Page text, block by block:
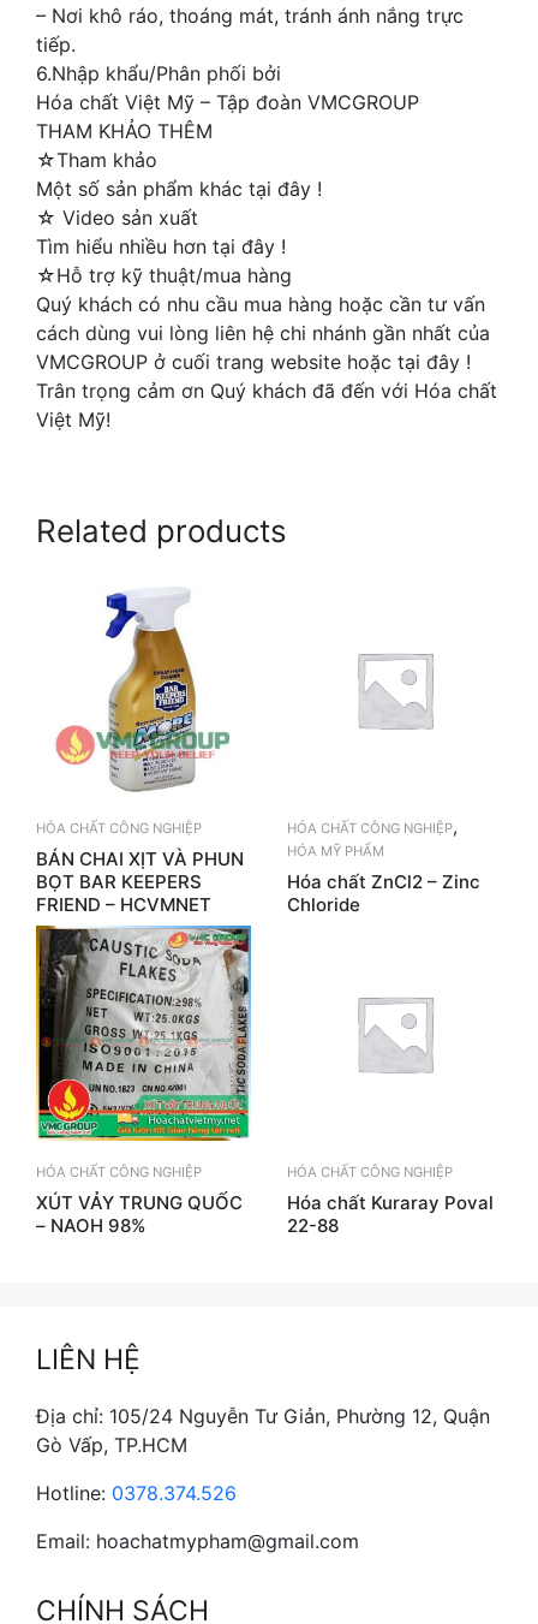
– Nơi khô ráo, thoáng mát, tránh ánh nắng trực
tiếp.
6.Nhập khẩu/Phân phối bởi
Hóa chất Việt Mỹ – Tập đoàn VMCGROUP
THAM KHẢO THÊM
☆Tham khảo
Một số sản phẩm khác tại đây !
☆ Video sản xuất
Tìm hiểu nhiều hơn tại đây !
☆Hỗ trợ kỹ thuật/mua hàng
Quý khách có nhu cầu mua hàng hoặc cần tư vấn
cách dùng vui lòng liên hệ chi nhánh gần nhất của
VMCGROUP ở cuối trang website hoặc tại đây !
Trân trọng cảm ơn Quý khách đã đến với Hóa chất
Việt Mỹ!
Related products
HÓA CHẤT CÔNG NGHIỆP
BÁN CHAI XỊT VÀ PHUN
BỌT BAR KEEPERS
FRIEND – HCVMNET
HÓA CHẤT CÔNG NGHIỆP,
HÓA MỸ PHẨM
Hóa chất ZnCl2 – Zinc
Chloride
HÓA CHẤT CÔNG NGHIỆP
XÚT VẢY TRUNG QUỐC
– NAOH 98%
HÓA CHẤT CÔNG NGHIỆP
Hóa chất Kuraray Poval
22-88
LIÊN HỆ
Địa chỉ: 105/24 Nguyễn Tư Giản, Phường 12, Quận
Gò Vấp, TP.HCM
Hotline: 0378.374.526
Email: hoachatmypham@gmail.com
CHÍNH SÁCH